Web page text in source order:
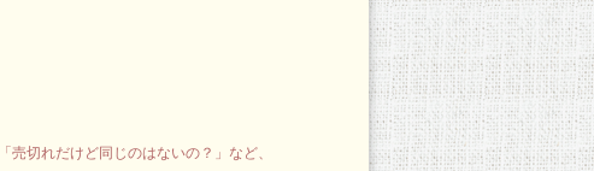
切れだけど同じのはないの？」など、